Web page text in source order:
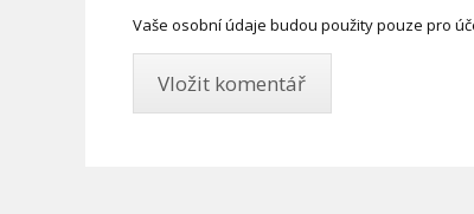
Vaše osobní údaje budou použity pouze pro